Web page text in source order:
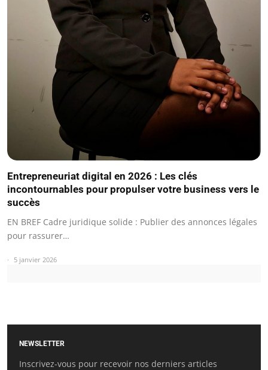
Entrepreneuriat digital en 2026 : Les clés
incontournables pour propulser votre business vers le
succès
EN BREF Cadre juridique solide : Publier des annonces légales
pour rassurer…
5 janvier 2026
NEWSLETTER
Inscrivez-vous pour recevoir nos derniers articles